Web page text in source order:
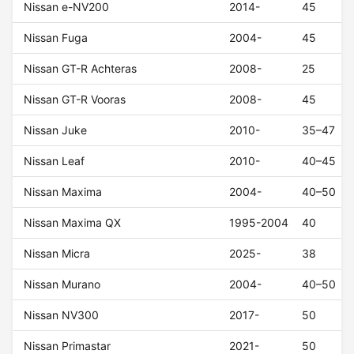
Nissan e-NV200 2014- 45
Nissan Fuga 2004- 45
Nissan GT-R Achteras 2008- 25
Nissan GT-R Vooras 2008- 45
Nissan Juke 2010- 35–47
Nissan Leaf 2010- 40–45
Nissan Maxima 2004- 40–50
Nissan Maxima QX 1995-2004 40
Nissan Micra 2025- 38
Nissan Murano 2004- 40–50
Nissan NV300 2017- 50
Nissan Primastar 2021- 50